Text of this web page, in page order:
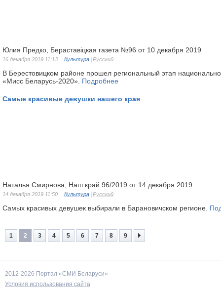
Юлия Предко, Бераставіцкая газета №96 от 10 декабря 2019
16 декабря 2019 11:13 Культура Русский
В Берестовицком районе прошел региональный этап
«Мисс Беларусь-2020». Подробнее
Самые красивые девушки нашего края
Наталья Смирнова, Наш край 96/2019 от 14 декабря 2019
14 декабря 2019 11:50 Культура Русский
Самых красивых девушек выбирали в Барановичском регионе.
1 2 3 4 5 6 7 8 9
2012-2026 Портал «СМИ Беларуси»
Условия использования сайта